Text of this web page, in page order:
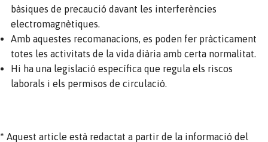
bàsiques de precaució davant les interferències
electromagnètiques.
Amb aquestes recomanacions, es poden fer pràcticament
totes les activitats de la vida diària amb certa normalitat.
Hi ha una legislació específica que regula els riscos
laborals i els permisos de circulació.
* Aquest article està redactat a partir de la informació del